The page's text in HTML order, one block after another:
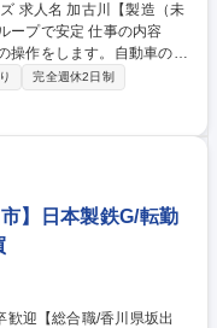
未
定 仕事の内容
操作をします。自動車のフ
ろで使われている製品で
スタートできます。 準
機械に投入します。 監
ピードが合っているかをモ
ムラがないか、破れてい
大きなロールを梱包し、
完全週休2日制
】日本製鉄G/転勤